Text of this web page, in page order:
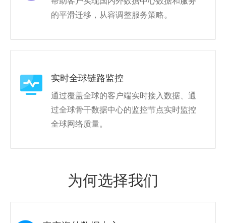
的平滑迁移，从容调整服务策略。
实时全球链路监控
通过覆盖全球的客户端实时接入数据、通
过全球骨干数据中心的监控节点实时监控
全球网络质量。
为何选择我们